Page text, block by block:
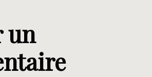
un